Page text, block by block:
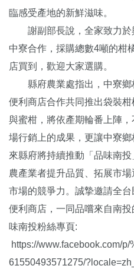
臨感受產地的新鮮滋味。
謝副部長說，全家致力於
中寮合作，採購總數4噸的柑
店買到，歡迎大家選購。
縣府農業處指出，中寮鄉
便利商店合作共同推出袋裝
與蜜柑，將依產期輪番上陣
場行銷上的成果，更讓中寮
來縣府將持續推動「品味南
農產業者提升品質、拓展市
市場的競爭力。誠摯邀請全
便利商店，一同品嚐來自南
味南投粉絲專頁:
https://www.facebook.com/
61550493571275/